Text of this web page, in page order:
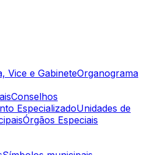
Vice e GabineteOrganograma
Conselhos
EspecializadoUnidades de
Órgãos Especiais